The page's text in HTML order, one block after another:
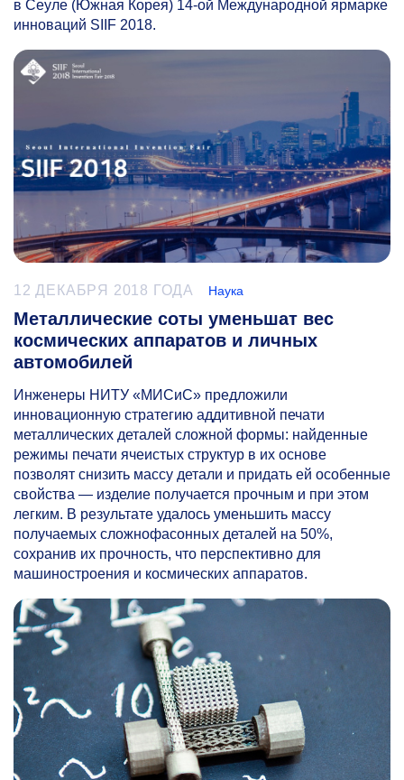
в Сеуле (Южная Корея) 14-ой Международной ярмарке
инноваций SIIF 2018.
12 ДЕКАБРЯ 2018 ГОДА Наука
Металлические соты уменьшат вес
космических аппаратов и личных
автомобилей
Инженеры НИТУ «МИСиС» предложили
инновационную стратегию аддитивной печати
металлических деталей сложной формы: найденные
режимы печати ячеистых структур в их основе
позволят снизить массу детали и придать ей особенные
свойства — изделие получается прочным и при этом
легким. В результате удалось уменьшить массу
получаемых сложнофасонных деталей на 50%,
сохранив их прочность, что перспективно для
машиностроения и космических аппаратов.